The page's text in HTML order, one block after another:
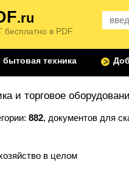
.ru
бесплатно в PDF
бытовая техника
и торговое
882, документов для
в целом